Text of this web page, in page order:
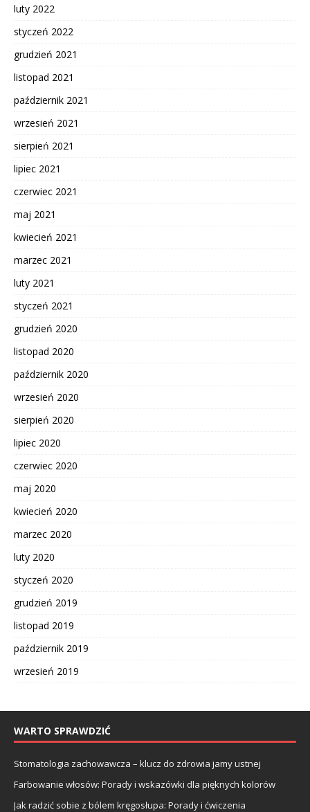
luty 2022
styczeń 2022
grudzień 2021
listopad 2021
październik 2021
wrzesień 2021
sierpień 2021
lipiec 2021
czerwiec 2021
maj 2021
kwiecień 2021
marzec 2021
luty 2021
styczeń 2021
grudzień 2020
listopad 2020
październik 2020
wrzesień 2020
sierpień 2020
lipiec 2020
czerwiec 2020
maj 2020
kwiecień 2020
marzec 2020
luty 2020
styczeń 2020
grudzień 2019
listopad 2019
październik 2019
wrzesień 2019
WARTO SPRAWDZIĆ
Stomatologia zachowawcza – klucz do zdrowia jamy ustnej
Farbowanie włosów: Porady i wskazówki dla pięknych kolorów
Jak radzić sobie z bólem kręgosłupa: Porady i ćwiczenia